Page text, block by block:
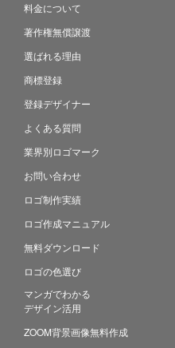
料金について
著作権無償譲渡
選ばれる理由
商標登録
登録デザイナー
よくある質問
業界別ロゴマーク
お問い合わせ
ロゴ制作実績
ロゴ作成マニュアル
無料ダウンロード
ロゴの色選び
マンガでわかる
デザイン活用
ZOOM背景画像無料作成